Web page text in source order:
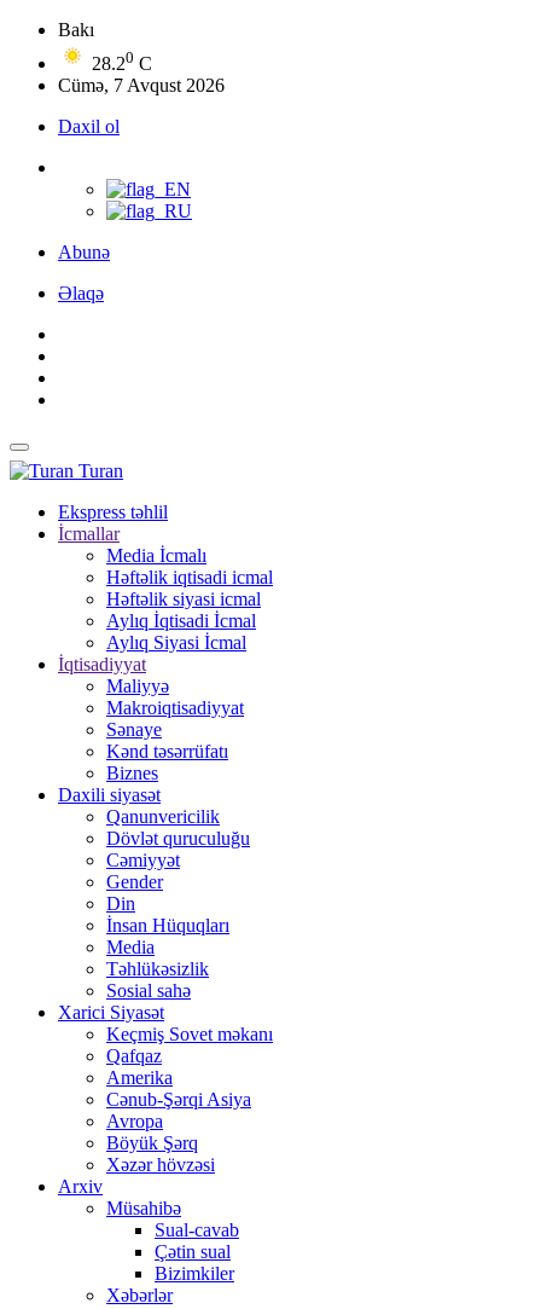
Bakı
28.20 C
Cümə, 7 Avqust 2026
Daxil ol
Abunə
Əlaqə
Turan
Ekspress təhlil
İcmallar
Media İcmalı
Həftəlik iqtisadi icmal
Həftəlik siyasi icmal
Aylıq İqtisadi İcmal
Aylıq Siyasi İcmal
İqtisadiyyat
Maliyyə
Makroiqtisadiyyat
Sənaye
Kənd təsərrüfatı
Biznes
Daxili siyasət
Qanunvericilik
Dövlət quruculuğu
Cəmiyyət
Gender
Din
İnsan Hüquqları
Media
Təhlükəsizlik
Sosial sahə
Xarici Siyasət
Keçmiş Sovet məkanı
Qafqaz
Amerika
Cənub-Şərqi Asiya
Avropa
Böyük Şərq
Xəzər hövzəsi
Arxiv
Müsahibə
Sual-cavab
Çətin sual
Bizimkiler
Xəbərlər